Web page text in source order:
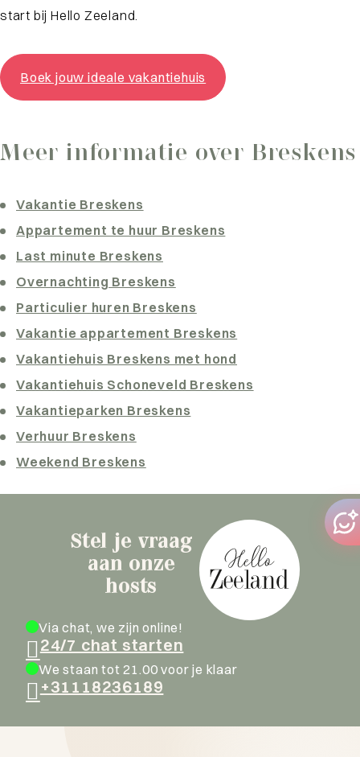
start bij Hello Zeeland.
Boek jouw ideale vakantiehuis
Meer informatie over Breskens
Vakantie Breskens
Appartement te huur Breskens
Last minute Breskens
Overnachting Breskens
Particulier huren Breskens
Vakantie appartement Breskens
Vakantiehuis Breskens met hond
Vakantiehuis Schoneveld Breskens
Vakantieparken Breskens
Verhuur Breskens
Weekend Breskens
Stel je vraag
aan onze
hosts
Via chat, we zijn online!
24/7 chat starten
We staan tot 21.00 voor je klaar
+31118236189